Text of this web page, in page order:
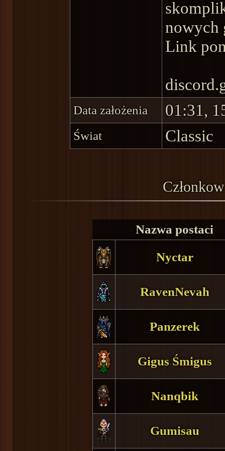
nowych
Link
Data założenia 01:31,
Świat Classic
Nazwa postaci
Nyctar
RavenNevah
Panzerek
Gigus Śmigus
Nanqbik
Gumisau